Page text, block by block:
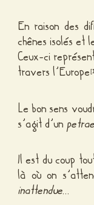
En raison des
chênes isolés et
Ceux-ci
travers l’Europe [
Le bon sens
s’agit d’un
Il est du coup
là où on
inattendue…